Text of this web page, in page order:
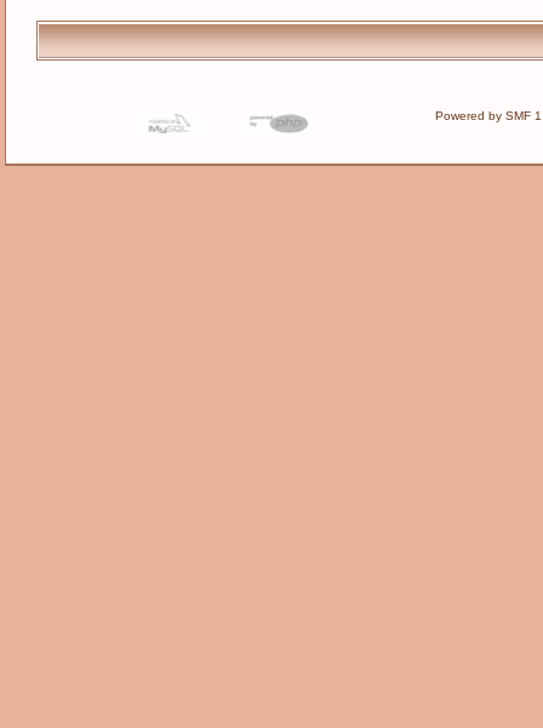
Powered by SMF